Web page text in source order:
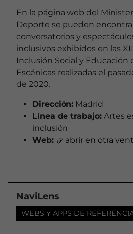
En la página web del
Deporte se pueden
conversatorios y
inclusivos exhibidos en las
Inclusión Social y Educación
Escénicas realizadas el
de 2020.
Dirección: Madrid
Línea de trabajo: Artes
inclusión
Web:
abrir en otra
NaviLens
WEBS Y APPS DE